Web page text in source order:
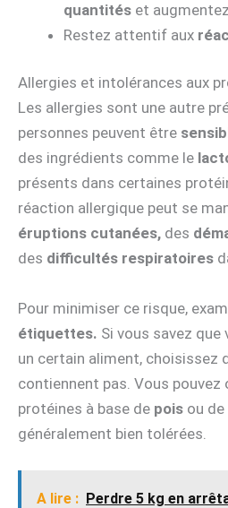
quantités et
Restez attentif aux
Allergies et intolérances aux
Les allergies sont une autre
personnes peuvent être
des ingrédients comme le
présents dans certaines
réaction allergique peut se
éruptions cutanées, des
des difficultés respiratoires
Pour minimiser ce risque,
étiquettes. Si vous savez
un certain aliment, choisissez
contiennent pas. Vous pouvez
protéines à base de pois ou de
généralement bien tolérées.
A lire : Perdre 5 kg en